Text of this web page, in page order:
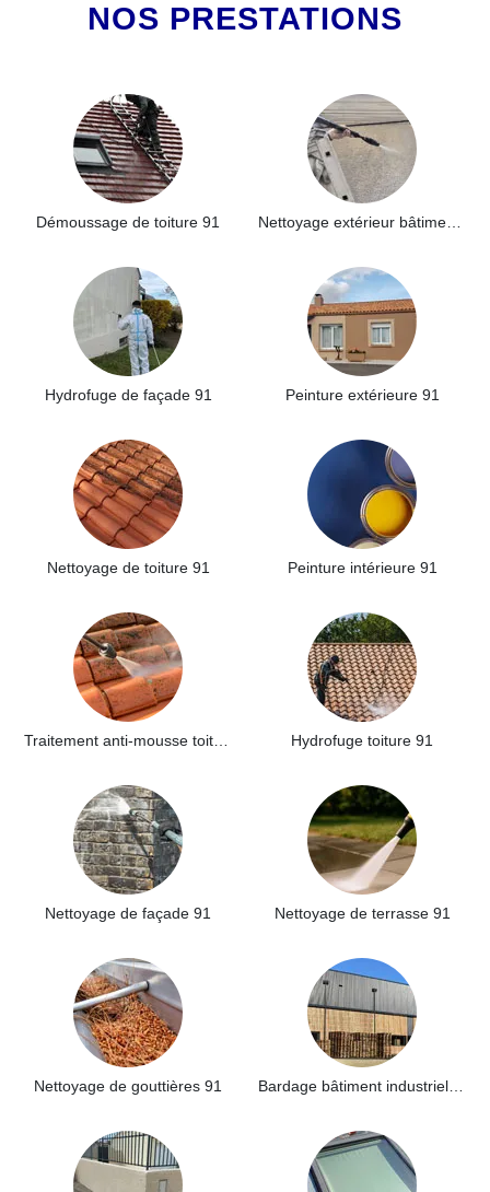
NOS PRESTATIONS
Démoussage de toiture 91
Hydrofuge de façade 91 Peinture extérieure 91
Nettoyage de toiture 91 Peinture intérieure 91
Hydrofuge toiture 91
Nettoyage de façade 91 Nettoyage de terrasse 91
Nettoyage de gouttières 91